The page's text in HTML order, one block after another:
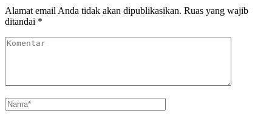
Alamat email Anda tidak akan dipublikasikan. Ruas yang wajib
ditandai *